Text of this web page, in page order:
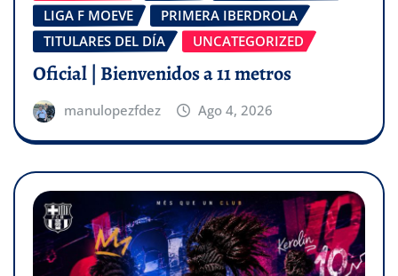
LIGA F MOEVE
PRIMERA IBERDROLA
TITULARES DEL DÍA
UNCATEGORIZED
Oficial | Bienvenidos a 11 metros
manulopezfdez Ago 4, 2026